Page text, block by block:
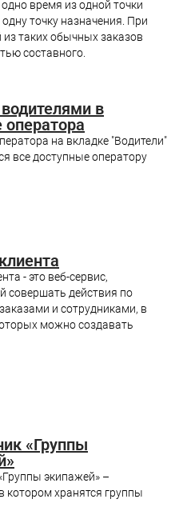
время из одной точки
точку назначения. При
таких обычных заказов
составного.
в
оператора
на вкладке "Водители"
все доступные оператору
- это веб-сервис,
совершать действия по
и сотрудниками, в
можно создавать
«Группы
экипажей» –
котором хранятся группы